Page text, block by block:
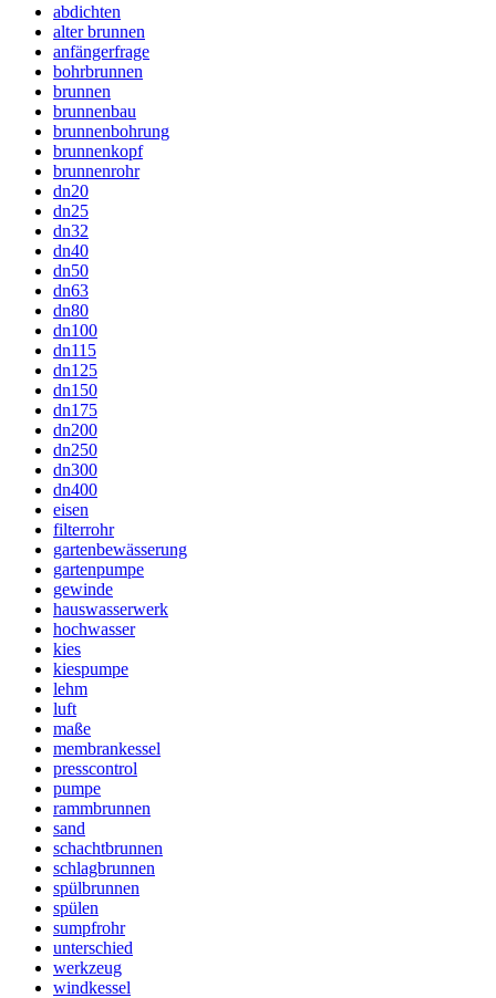
abdichten
alter brunnen
anfängerfrage
bohrbrunnen
brunnen
brunnenbau
brunnenbohrung
brunnenkopf
brunnenrohr
dn20
dn25
dn32
dn40
dn50
dn63
dn80
dn100
dn115
dn125
dn150
dn175
dn200
dn250
dn300
dn400
eisen
filterrohr
gartenbewässerung
gartenpumpe
gewinde
hauswasserwerk
hochwasser
kies
kiespumpe
lehm
luft
maße
membrankessel
presscontrol
pumpe
rammbrunnen
sand
schachtbrunnen
schlagbrunnen
spülbrunnen
spülen
sumpfrohr
unterschied
werkzeug
windkessel